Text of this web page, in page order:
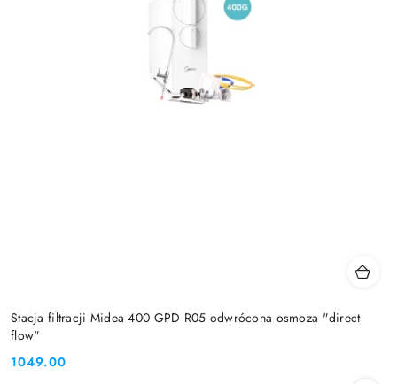
Stacja filtracji Midea 400 GPD R05 odwrócona osmoza "direct
flow"
Cena:
1049.00